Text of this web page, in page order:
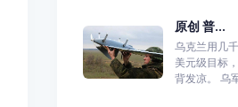
原创 普...
乌克兰用几
美元级目标
背发凉。 乌